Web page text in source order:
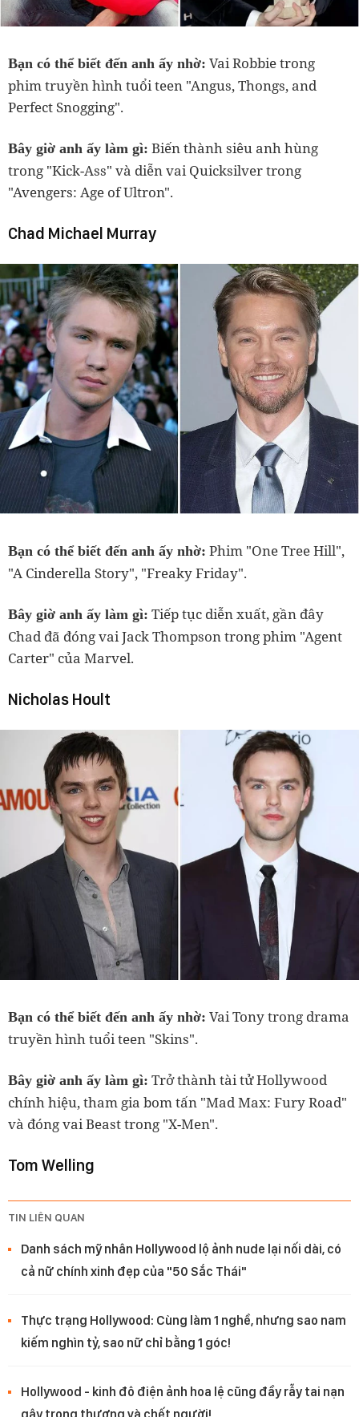
Bạn có thể biết đến anh ấy nhờ: Vai Robbie trong
phim truyền hình tuổi teen "Angus, Thongs, and
Perfect Snogging".
Bây giờ anh ấy làm gì: Biến thành siêu anh hùng
trong "Kick-Ass" và diễn vai Quicksilver trong
"Avengers: Age of Ultron".
Chad Michael Murray
Bạn có thể biết đến anh ấy nhờ: Phim "One Tree Hill",
"A Cinderella Story", "Freaky Friday".
Bây giờ anh ấy làm gì: Tiếp tục diễn xuất, gần đây
Chad đã đóng vai Jack Thompson trong phim "Agent
Carter" của Marvel.
Nicholas Hoult
Bạn có thể biết đến anh ấy nhờ: Vai Tony trong drama
truyền hình tuổi teen "Skins".
Bây giờ anh ấy làm gì: Trở thành tài tử Hollywood
chính hiệu, tham gia bom tấn "Mad Max: Fury Road"
và đóng vai Beast trong "X-Men".
Tom Welling
TIN LIÊN QUAN
Danh sách mỹ nhân Hollywood lộ ảnh nude lại nối dài, có
cả nữ chính xinh đẹp của "50 Sắc Thái"
Thực trạng Hollywood: Cùng làm 1 nghề, nhưng sao nam
kiếm nghìn tỷ, sao nữ chỉ bằng 1 góc!
Hollywood - kinh đô điện ảnh hoa lệ cũng đầy rẫy tai nạn